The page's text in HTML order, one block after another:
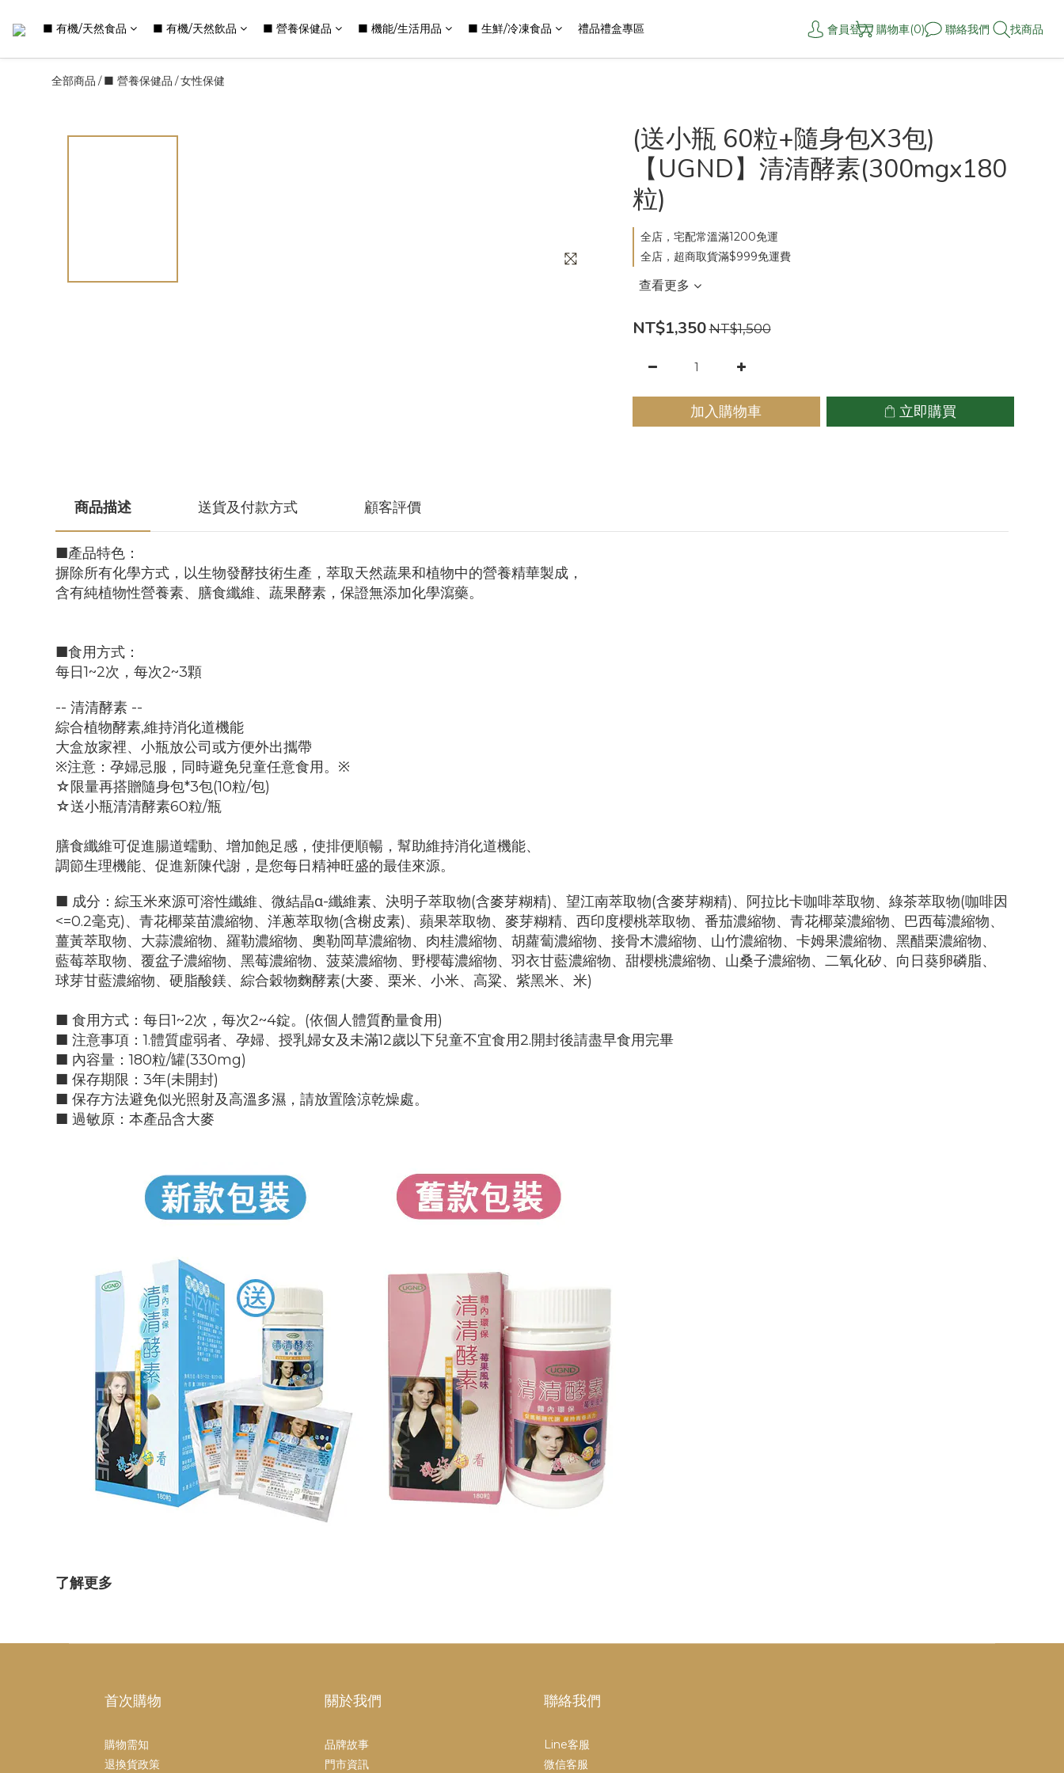
■ 有機/天然食品 ■ 有機/天然飲品 ■ 營養保健品 ■ 機能/生活用品 ■ 生鮮/冷凍食品 禮品禮盒專區 會員登入 購物車(0) 聯絡我們 找商品
全部商品 /■ 營養保健品 /女性保健
(送小瓶 60粒+隨身包X3包)
【UGND】清清酵素(300mgx180
粒)
全店，宅配常溫滿1200免運
全店，超商取貨滿$999免運費
查看更多
NT$1,350 NT$1,500
加入購物車 立即購買
商品描述 送貨及付款方式 顧客評價
■產品特色：
摒除所有化學方式，以生物發酵技術生產，萃取天然蔬果和植物中的營養精華製成，
含有純植物性營養素、膳食纖維、蔬果酵素，保證無添加化學瀉藥。
■食用方式：
每日1~2次，每次2~3顆
-- 清清酵素 --
綜合植物酵素,維持消化道機能
大盒放家裡、小瓶放公司或方便外出攜帶
※注意：孕婦忌服，同時避免兒童任意食用。※
☆限量再搭贈隨身包*3包(10粒/包)
☆送小瓶清清酵素60粒/瓶
膳食纖維可促進腸道蠕動、 增加飽足感，使排便順暢，幫助維持消化道機能、
調節生理機能、促進新陳代謝，是您每日精神旺盛的最佳來源。
■ 成分：綜玉米來源可溶性纖維、微結晶α-纖維素、決明子萃取物(含麥芽糊精)、望江南萃取物(含麥芽糊精)、阿拉比卡咖啡萃取物、綠茶萃取物(咖啡因
<=0.2毫克)、青花椰菜苗濃縮物、洋蔥萃取物(含榭皮素)、蘋果萃取物、麥芽糊精、西印度櫻桃萃取物、番茄濃縮物、青花椰菜濃縮物、巴西莓濃縮物、
薑黃萃取物、大蒜濃縮物、羅勒濃縮物、奧勒岡草濃縮物、肉桂濃縮物、胡蘿蔔濃縮物、接骨木濃縮物、山竹濃縮物、卡姆果濃縮物、黑醋栗濃縮物、
藍莓萃取物、覆盆子濃縮物、黑莓濃縮物、菠菜濃縮物、野櫻莓濃縮物、羽衣甘藍濃縮物、甜櫻桃濃縮物、山桑子濃縮物、二氧化矽、向日葵卵磷脂、
球芽甘藍濃縮物、硬脂酸鎂、綜合穀物麴酵素(大麥、栗米、小米、高粱、紫黑米、米)
■ 食用方式：每日1~2次，每次2~4錠。(依個人體質酌量食用)
■ 注意事項：1.體質虛弱者、孕婦、授乳婦女及未滿12歲以下兒童不宜食用2.開封後請盡早食用完畢
■ 內容量：180粒/罐(330mg)
■ 保存期限：3年(未開封)
■ 保存方法避免似光照射及高溫多濕，請放置陰涼乾燥處。
■ 過敏原：本產品含大麥
了解更多
首次購物
購物需知
退換貨政策
關於我們
品牌故事
門市資訊
聯絡我們
Line客服
微信客服